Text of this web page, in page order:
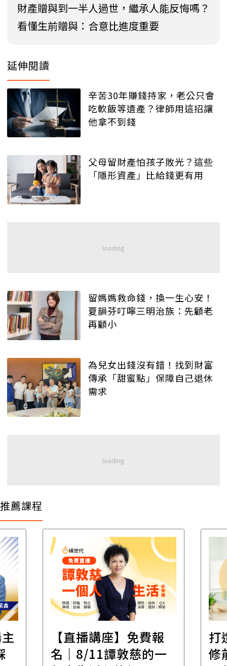
財產贈與到一半人過世，繼承人能反悔嗎？
看懂生前贈與：合意比進度重要
延伸閱讀
辛苦30年賺錢持家，老公只會
吃軟飯等遺產？律師用這招讓
他拿不到錢
父母留財產怕孩子敗光？這些
「隱形資產」比給錢更有用
留媽媽救命錢，換一生心安！
夏韻芬叮嚀三明治族：先顧老
再顧小
為兒女出錢沒有錯！找到財富
傳承「甜蜜點」保障自己退休
需求
推薦課程
【直播講座】免費報
名｜8/11譚敦慈的一
打
修